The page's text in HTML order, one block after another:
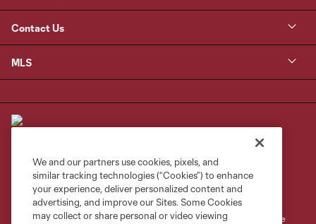
Contact Us
MLS
Privacy Policy
Do Not Sell or Share My Personal Information
Cookies Settings
©2026 MLS. The Major League Soccer and MLS name and shield are
We and our partners use cookies, pixels, and
similar tracking technologies (“Cookies”) to enhance
your experience, deliver personalized content and
advertising, and improve our Sites. Some Cookies
may collect or share personal or video viewing